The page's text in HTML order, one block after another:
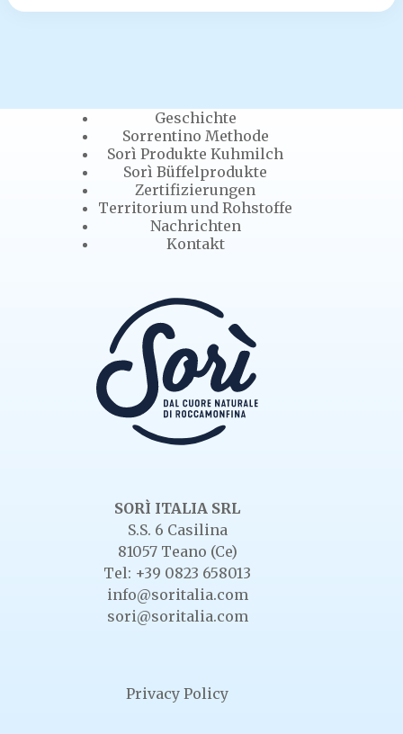
Geschichte
Sorrentino Methode
Sorì Produkte Kuhmilch
Sorì Büffelprodukte
Zertifizierungen
Territorium und Rohstoffe
Nachrichten
Kontakt
SORÌ ITALIA SRL
S.S. 6 Casilina
81057 Teano (Ce)
Tel: +39 0823 658013
info@soritalia.com
sori@soritalia.com
Privacy Policy